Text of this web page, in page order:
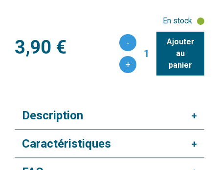
3,90 €
En stock
Ajouter
au
panier
-
+
1
Description +
Caractéristiques +